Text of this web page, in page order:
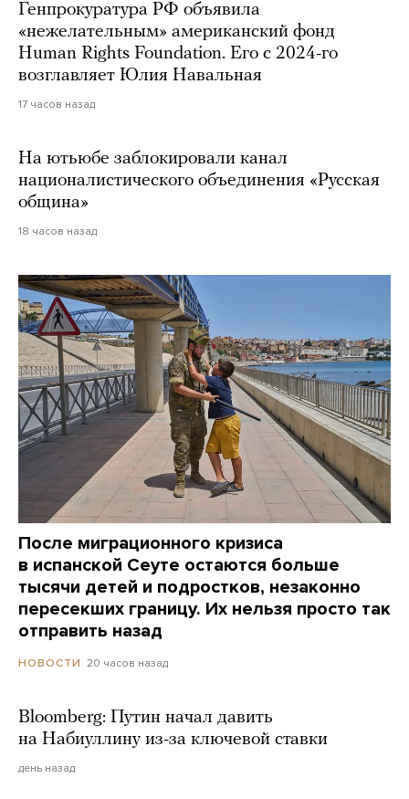
Генпрокуратура РФ объявила
«нежелательным» американский фонд
Human Rights Foundation. Его с 2024-го
возглавляет Юлия Навальная
17 часов назад
На ютьюбе заблокировали канал
националистического объединения «Русская
община»
18 часов назад
После миграционного кризиса
в испанской Сеуте остаются больше
тысячи детей и подростков, незаконно
пересекших границу. Их нельзя просто так
отправить назад
НОВОСТИ 20 часов назад
Bloomberg: Путин начал давить
на Набиуллину из-за ключевой ставки
день назад